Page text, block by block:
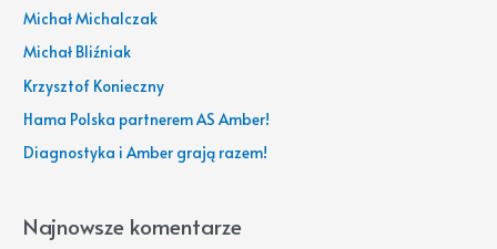
d
l
a
:
Michał Michalczak
Michał Bliźniak
Krzysztof Konieczny
Hama Polska partnerem AS Amber!
Diagnostyka i Amber grają razem!
Najnowsze komentarze